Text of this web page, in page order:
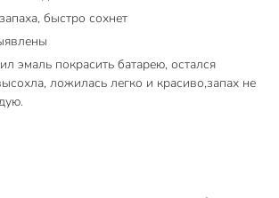
ч
слоев
2
быстро сохнет
эмаль покрасить батарею, остался
ложилась легко и красиво,запах не